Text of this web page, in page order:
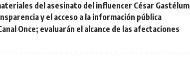
del asesinato del influencer César Gastélum
y el acceso a la información pública
Once; evaluarán el alcance de las afectaciones